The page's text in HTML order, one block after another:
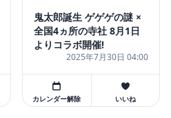
鬼太郎誕生 ゲゲゲの謎 ×
全国4ヵ所の寺社 8月1日
よりコラボ開催!
2025年7月30日 04:00
カレンダー解除 いいね